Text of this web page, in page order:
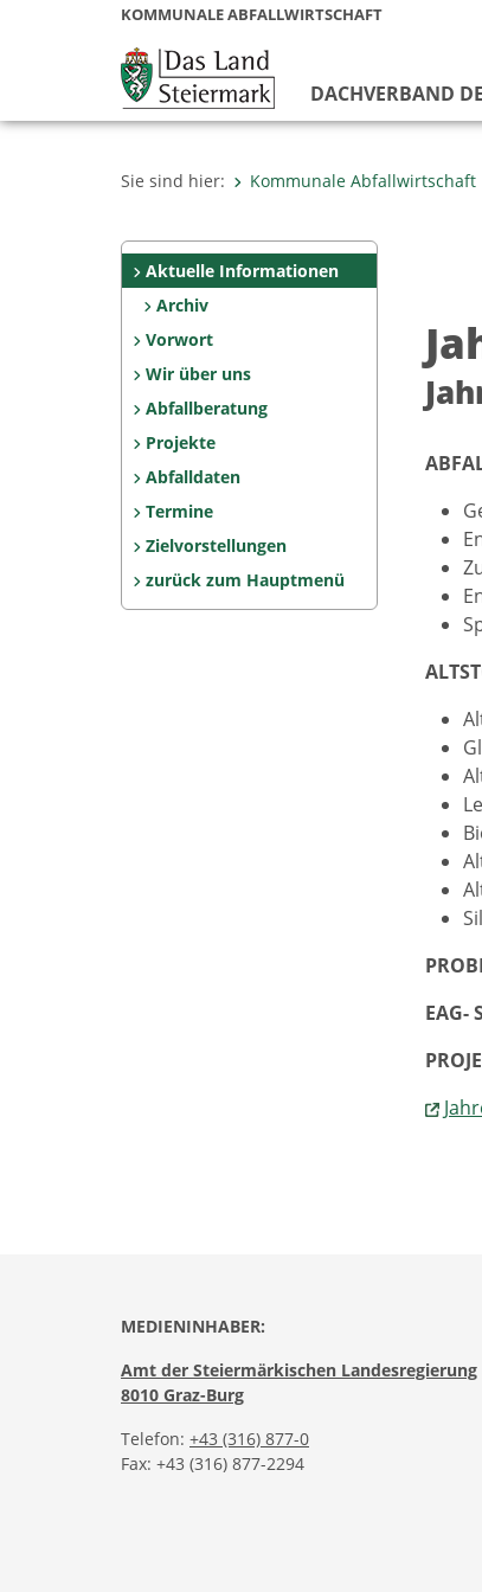
KOMMUNALE ABFALLWIRTSCHAFT
DACHVERBAND
Sie sind hier: Kommunale Abfallwirtschaft
Aktuelle Informationen
Archiv
Vorwort
Wir über uns
Abfallberatung
Projekte
Abfalldaten
Termine
Zielvorstellungen
zurück zum Hauptmenü
EAG-
MEDIENINHABER:
Amt der Steiermärkischen Landesregierung
8010 Graz-Burg
Telefon: +43 (316) 877-0
Fax: +43 (316) 877-2294